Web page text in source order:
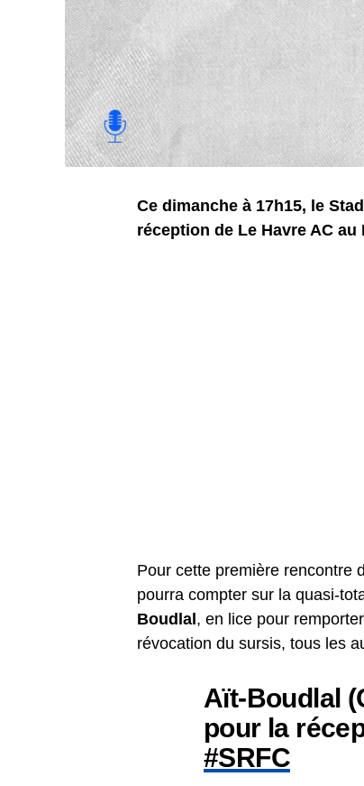
Ce dimanche à 17h15, le
réception de Le Havre AC au
Pour cette première rencontre
pourra compter sur la quasi-
Boudlal, en lice pour
révocation du sursis, tous les
Aït-Boudlal
pour la
#SRFC